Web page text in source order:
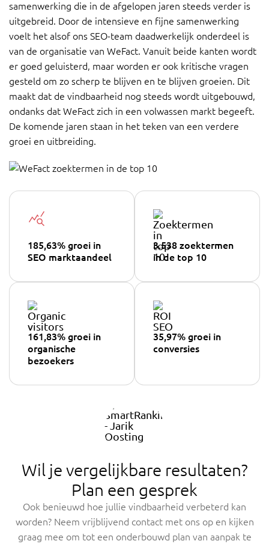
samenwerking die in de afgelopen jaren steeds verder is
uitgebreid. Door de intensieve en fijne samenwerking
voelt het alsof ons SEO-team daadwerkelijk onderdeel is
van de organisatie van WeFact. Vanuit beide kanten wordt
er goed geluisterd, maar worden er ook kritische vragen
gesteld om zo scherp te blijven en te blijven groeien. Dit
maakt dat de vindbaarheid nog steeds wordt uitgebouwd,
ondanks dat WeFact zich in een volwassen markt begeeft.
De komende jaren staan in het teken van een verdere
groei en uitbreiding.
185,63% groei in
SEO marktaandeel
3.538 zoektermen
in de top 10
161,83% groei in
organische
bezoekers
35,97% groei in
conversies
Wil je vergelijkbare resultaten?
Plan een gesprek
Ook benieuwd hoe jullie vindbaarheid verbeterd kan
worden? Neem vrijblijvend contact met ons op en kijken
graag mee om tot een onderbouwd plan van aanpak te